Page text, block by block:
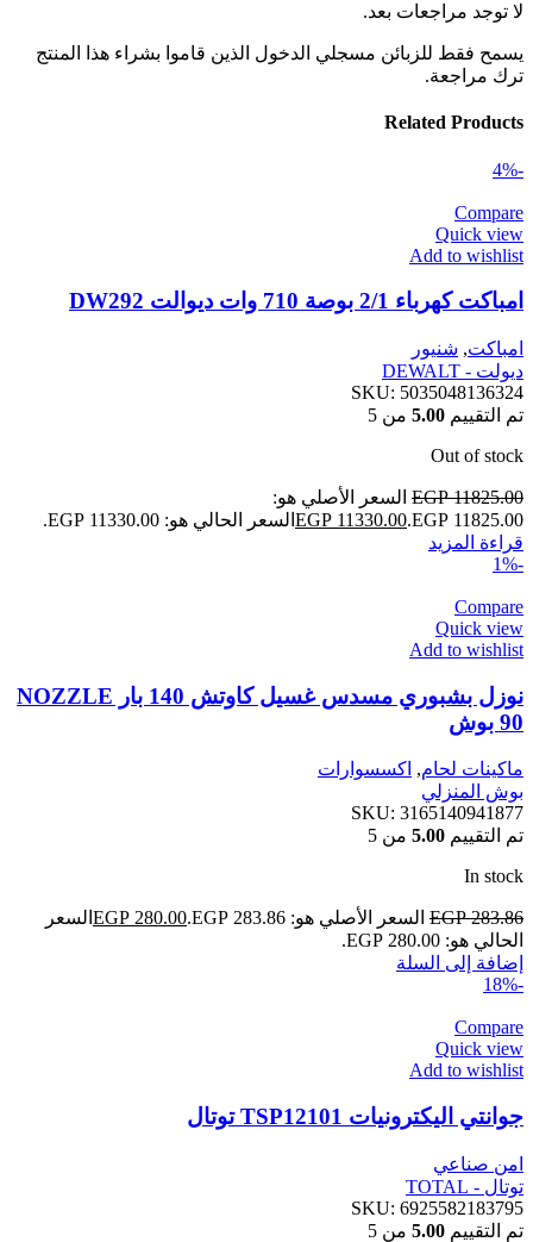
لا توجد مراجعات بعد.
يسمح فقط للزبائن مسجلي الدخول الذين قاموا بشراء هذا المنتج
ترك مراجعة.
Related Products
-4%
Compare
Quick view
Add to wishlist
امباكت كهرباء 2/1 بوصة 710 وات ديوالت DW292
امباكت, شنيور
ديولت - DEWALT
SKU: 5035048136324
تم التقييم 5.00 من 5
Out of stock
EGP11825.00
السعر الأصلي هو:
EGP 11825.00.
EGP 11330.00
السعر الحالي هو: EGP 11330.00.
قراءة المزيد
-1%
Compare
Quick view
Add to wishlist
نوزل بشبوري مسدس غسيل كاوتش 140 بار NOZZLE
90 بوش
ماكينات لحام, اكسسوارات
بوش المنزلي
SKU: 3165140941877
تم التقييم 5.00 من 5
In stock
EGP283.86 السعر الأصلي هو: EGP 283.86. EGP 280.00
السعر
الحالي هو: EGP 280.00.
إضافة إلى السلة
-18%
Compare
Quick view
Add to wishlist
جوانتي اليكترونيات TSP12101 توتال
امن صناعي
توتال - TOTAL
SKU: 6925582183795
تم التقييم 5.00 من 5